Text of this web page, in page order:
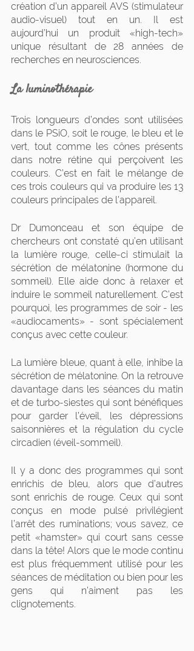
création d’un appareil AVS (stimulateur
audio-visuel) tout en un. Il est
aujourd’hui un produit «high-tech»
unique résultant de 28 années de
recherches en neurosciences.
La luminothérapie
Trois longueurs d’ondes sont utilisées
dans le PSiO, soit le rouge, le bleu et le
vert, tout comme les cônes présents
dans notre rétine qui perçoivent les
couleurs. C’est en fait le mélange de
ces trois couleurs qui va produire les 13
couleurs principales de l'appareil.
Dr Dumonceau et son équipe de
chercheurs ont constaté qu’en utilisant
la lumière rouge, celle-ci stimulait la
sécrétion de mélatonine (hormone du
sommeil). Elle aide donc à relaxer et
induire le sommeil naturellement. C’est
pourquoi, les programmes de soir - les
«audiocaments» - sont spécialement
conçus avec cette couleur.
La lumière bleue, quant à elle, inhibe la
sécrétion de mélatonine. On la retrouve
davantage dans les séances du matin
et de turbo-siestes qui sont bénéfiques
pour garder l’éveil, les dépressions
saisonnières et la régulation du cycle
circadien (éveil-sommeil).
Il y a donc des programmes qui sont
enrichis de bleu, alors que d’autres
sont enrichis de rouge. Ceux qui sont
conçus en mode pulsé privilégient
l’arrêt des ruminations; vous savez, ce
petit «hamster» qui court sans cesse
dans la tête! Alors que le mode continu
est plus fréquemment utilisé pour les
séances de méditation ou bien pour les
gens qui n’aiment pas les
clignotements.